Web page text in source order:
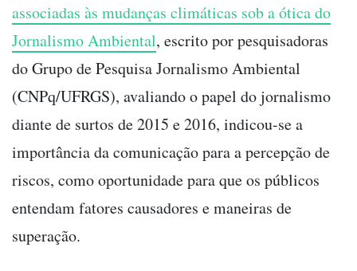
associadas às mudanças climáticas sob a ótica do
Jornalismo Ambiental, escrito por pesquisadoras
do Grupo de Pesquisa Jornalismo Ambiental
(CNPq/UFRGS), avaliando o papel do jornalismo
diante de surtos de 2015 e 2016, indicou-se a
importância da comunicação para a percepção de
riscos, como oportunidade para que os públicos
entendam fatores causadores e maneiras de
superação.